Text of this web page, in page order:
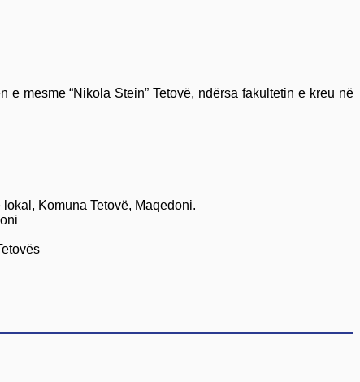
mesme “Nikola Stein” Tetovë, ndërsa fakultetin e kreu në
Komuna Tetovë, Maqedoni.